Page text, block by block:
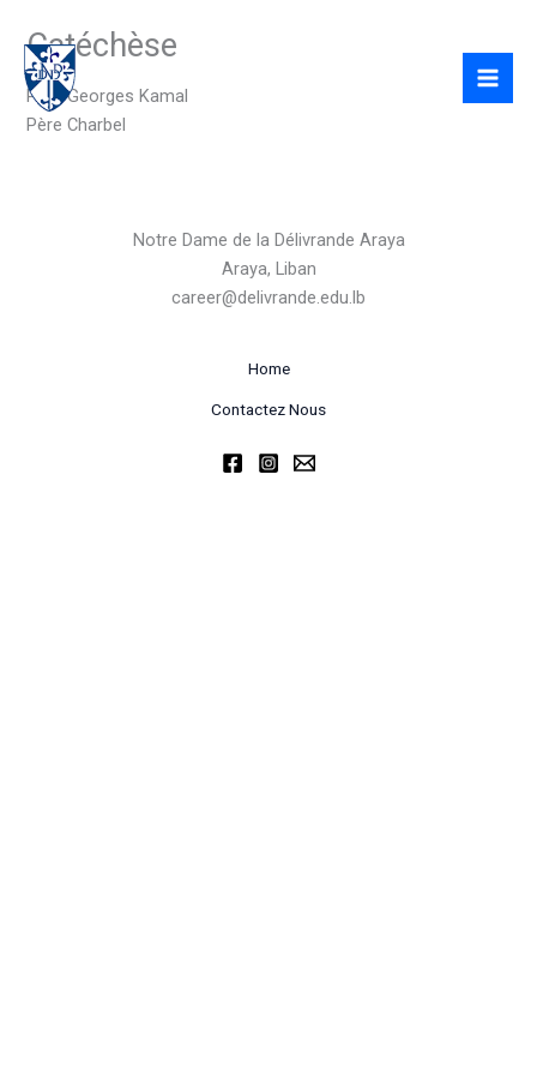
content
Catéchèse
Père Georges Kamal
Père Charbel
Notre Dame de la Délivrande Araya
Araya, Liban
career@delivrande.edu.lb
Home
Contactez Nous